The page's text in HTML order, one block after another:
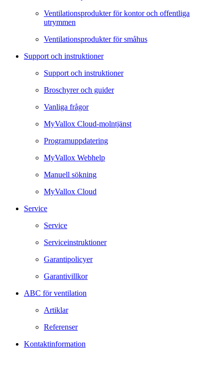
Ventilationsprodukter för kontor och offentliga
utrymmen
Ventilationsprodukter för småhus
Support och instruktioner
Support och instruktioner
Broschyrer och guider
Vanliga frågor
MyVallox Cloud-molntjänst
Programuppdatering
MyVallox Webhelp
Manuell sökning
MyVallox Cloud
Service
Service
Serviceinstruktioner
Garantipolicyer
Garantivillkor
ABC för ventilation
Artiklar
Referenser
Kontaktinformation